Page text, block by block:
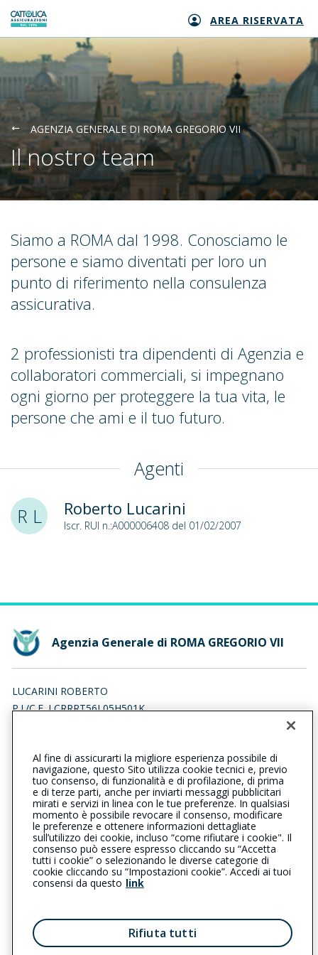
Generali logo AREA RISERVATA
AGENZIA GENERALE DI ROMA GREGORIO VII
Il nostro team
Siamo a ROMA dal 1998. Conosciamo le
persone e siamo diventati per loro un
punto di riferimento nella consulenza
assicurativa.
2 professionisti tra dipendenti di Agenzia e
collaboratori commerciali, si impegnano
ogni giorno per proteggere la tua vita, le
persone che ami e il tuo futuro.
Agenti
R L
Roberto Lucarini
Iscr. RUI n.:A000006408 del 01/02/2007
Agenzia Generale di ROMA GREGORIO VII
LUCARINI ROBERTO
P.I./C.F. LCRRRT56L05H501K
0639378713 0639378713
romagregoriovii@cattolica.it
robertolucarini@pec.it
L’intermediario è soggetto al controllo dell’IVASS. Consulta il
Registro RUI al seguentelink
Privacy | Cookie |
Il Gruppo Generali
Reclami
| Note legali | Accessibilità
Al fine di assicurarti la migliore esperienza possibile di
navigazione, questo Sito utilizza cookie tecnici e, previo
tuo consenso, di funzionalità e di profilazione, di prima
e di terze parti, anche per inviarti messaggi pubblicitari
mirati e servizi in linea con le tue preferenze. In qualsiasi
momento è possibile revocare il consenso, modificare
le preferenze e ottenere informazioni dettagliate
sull’utilizzo dei cookie, incluso “come rifiutare i cookie". Il
consenso può essere espresso cliccando su “Accetta
tutti i cookie” o selezionando le diverse categorie di
cookie cliccando su “Impostazioni cookie”. Accedi ai tuoi
consensi da questo link
Rifiuta tutti